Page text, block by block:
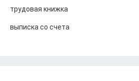
трудовая книжка
выписка со счета